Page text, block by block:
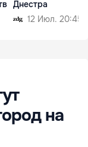
Днестра
12 Июл. 20:45
на